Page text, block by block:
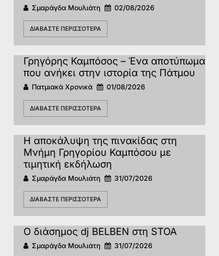
Σμαράγδα Μουλιάτη 02/08/2026
ΔΙΑΒΆΣΤΕ ΠΕΡΙΣΣΌΤΕΡΑ
Γρηγόρης Καμπόσος – Ένα αποτύπωμα
που ανήκει στην ιστορία της Πάτμoυ
Πατμιακά Χρονικά 01/08/2026
ΔΙΑΒΆΣΤΕ ΠΕΡΙΣΣΌΤΕΡΑ
Η αποκάλυψη της πινακίδας στη
Μνήμη Γρηγορίου Καμπόσου με
τιμητική εκδήλωση
Σμαράγδα Μουλιάτη 31/07/2026
ΔΙΑΒΆΣΤΕ ΠΕΡΙΣΣΌΤΕΡΑ
Ο διάσημος dj BELBEN στη STOA
Σμαράγδα Μουλιάτη 31/07/2026